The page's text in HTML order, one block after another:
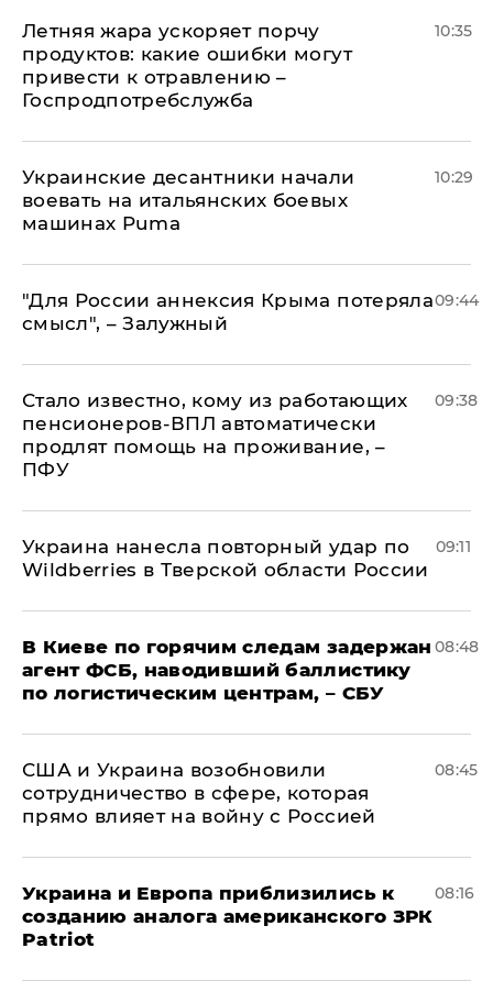
Летняя жара ускоряет порчу
продуктов: какие ошибки могут
привести к отравлению –
Госпродпотребслужба
10:35
Украинские десантники начали
воевать на итальянских боевых
машинах Puma
10:29
"Для России аннексия Крыма потеряла
смысл", – Залужный
09:44
Стало известно, кому из работающих
пенсионеров-ВПЛ автоматически
продлят помощь на проживание, –
ПФУ
09:38
Украина нанесла повторный удар по
Wildberries в Тверской области России
09:11
В Киеве по горячим следам задержан
агент ФСБ, наводивший баллистику
по логистическим центрам, – СБУ
08:48
США и Украина возобновили
сотрудничество в сфере, которая
прямо влияет на войну с Россией
08:45
Украина и Европа приблизились к
созданию аналога американского ЗРК
Patriot
08:16